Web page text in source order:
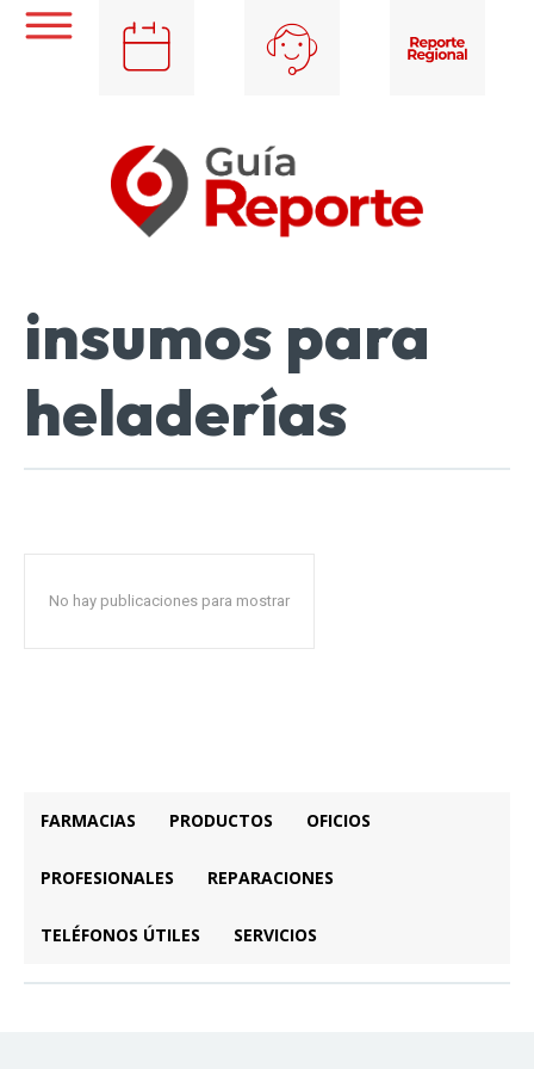
insumos para
heladerías
No hay publicaciones para mostrar
FARMACIAS PRODUCTOS OFICIOS
PROFESIONALES REPARACIONES
TELÉFONOS ÚTILES SERVICIOS